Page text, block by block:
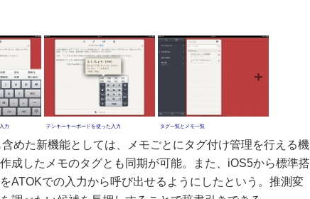
力 テンキーキーボードを使った入力 タグ一覧とメモ一覧
めた新機能としては、メモごとにタグ付け管理を行える機
成したメモのタグとも同期が可能。また、iOS5から標準搭
ATOKでの入力から呼び出せるようにしたという。推測変